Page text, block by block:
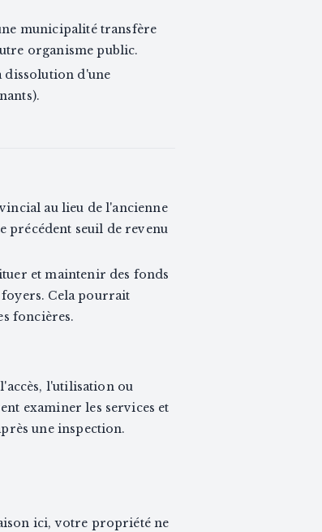
municipalité transfère
organisme public.
dissolution d'une
au lieu de l'ancienne
précédent seuil de revenu
et maintenir des fonds
Cela pourrait
foncières.
l'utilisation ou
examiner les services et
une inspection.
ici, votre propriété ne